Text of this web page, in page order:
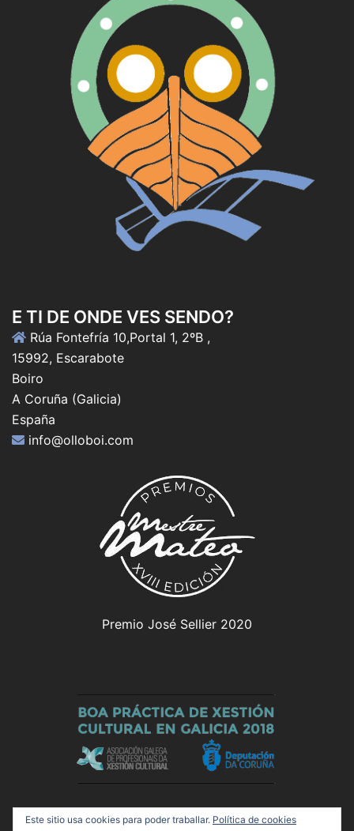
E TI DE ONDE VES SENDO?
Rúa Fontefría 10,Portal 1, 2ºB ,
15992, Escarabote
Boiro
A Coruña (Galicia)
España
info@olloboi.com
Premio José Sellier 2020
Este sitio usa cookies para poder traballar. Política de cookies